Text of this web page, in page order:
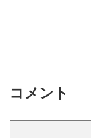
コメント